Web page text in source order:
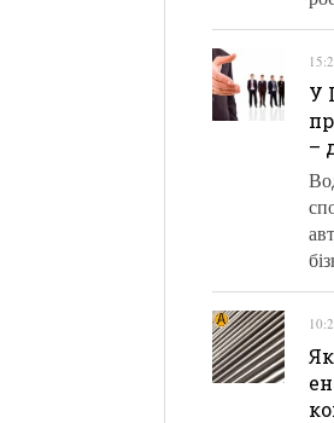
У
–